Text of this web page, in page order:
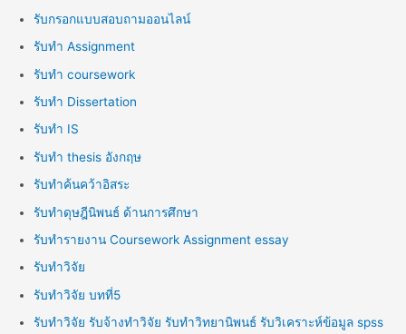
รับกรอกแบบสอบถามออนไลน์
รับทำ Assignment
รับทำ coursework
รับทำ Dissertation
รับทำ IS
รับทำ thesis อังกฤษ
รับทำค้นคว้าอิสระ
รับทำดุษฎีนิพนธ์ ด้านการศึกษา
รับทำรายงาน Coursework Assignment essay
รับทำวิจัย
รับทำวิจัย บทที่5
รับทำวิจัย รับจ้างทำวิจัย รับทำวิทยานิพนธ์ รับวิเคราะห์ข้อมูล spss